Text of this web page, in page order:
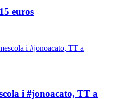
euros
i #jonoacato, TT a